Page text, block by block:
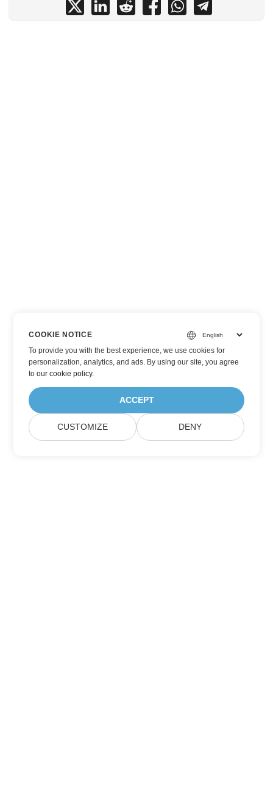
COOKIE NOTICE
To provide you with the best experience, we use cookies for
personalization, analytics, and ads. By using our site, you agree
toour cookie policy.
ACCEPT
CUSTOMIZE DENY